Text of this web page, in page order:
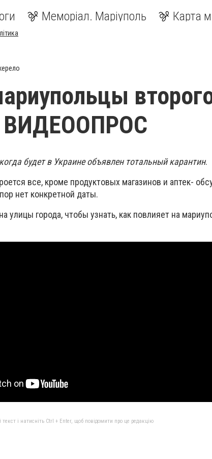
Меморіал. Маріуполь Карта
ВИДЕООПРОС
будет в Украине объявлен тотальный карантин.
все, кроме продуктовых магазинов и аптек-
нет конкретной даты.
города, чтобы узнать, как повлияет на
і натисніть Ctrl + Enter, щоб повідомити про це редакцію